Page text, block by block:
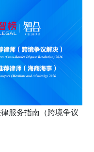
服务指南（跨境争议